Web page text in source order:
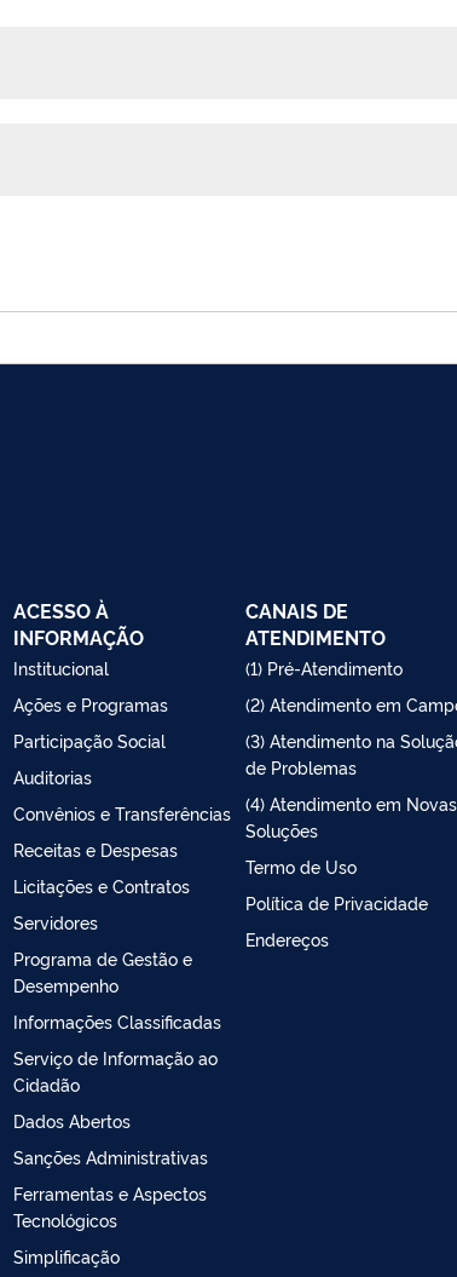
ACESSO À
INFORMAÇÃO
Institucional
Ações e Programas
Participação Social
Auditorias
Convênios e Transferências
Receitas e Despesas
Licitações e Contratos
Servidores
Programa de Gestão e
Desempenho
Informações Classificadas
Serviço de Informação ao
Cidadão
Dados Abertos
Sanções Administrativas
Ferramentas e Aspectos
Tecnológicos
Simplificação
CANAIS DE
ATENDIMENTO
(1) Pré-Atendimento
(2) Atendimento em
(3) Atendimento na
de Problemas
(4) Atendimento em Novas
Soluções
Termo de Uso
Política de Privacidade
Endereços